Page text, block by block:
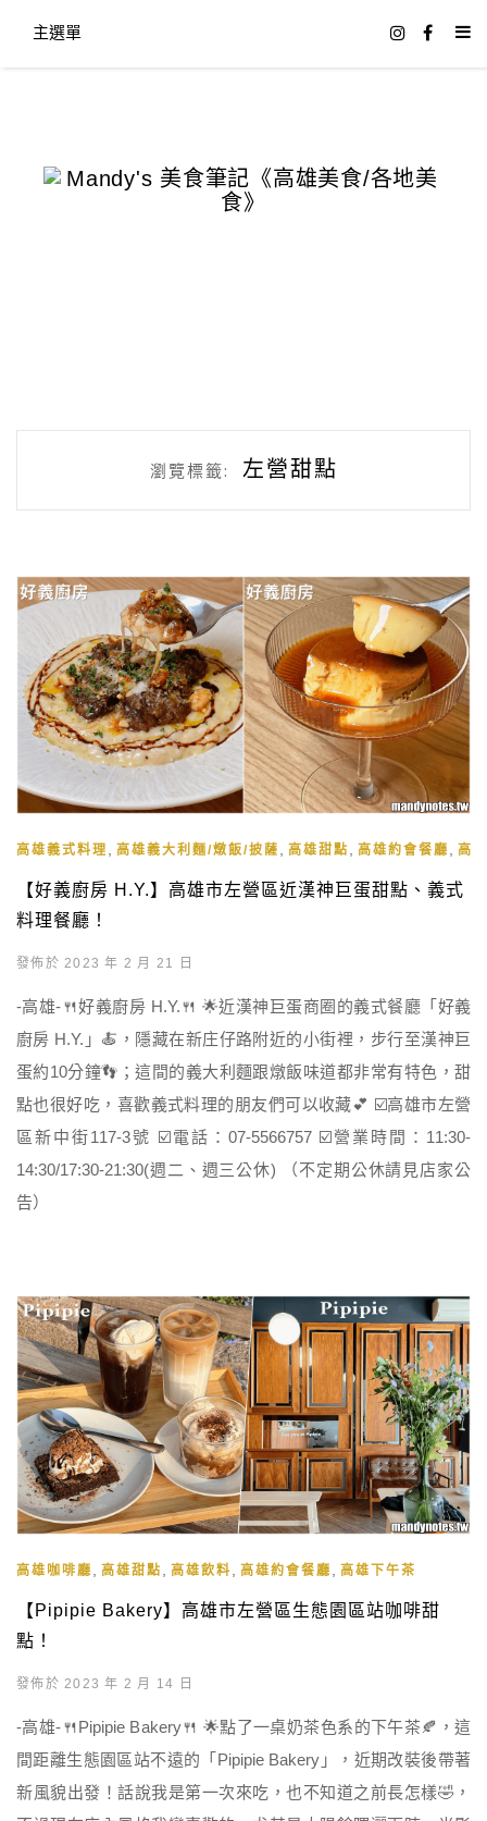
主選單
瀏覽標籤: 左營甜點
高雄義式料理 , 高雄義大利麵/燉飯/披薩 , 高雄甜點 , 高雄約會餐廳 , 高
【好義廚房 H.Y.】高雄市左營區近漢神巨蛋甜點、義式
料理餐廳！
發佈於 2023 年 2 月 21 日
-高雄-🍴好義廚房 H.Y.🍴 🌟近漢神巨蛋商圈的義式餐廳「好義
廚房 H.Y.」🍝，隱藏在新庄仔路附近的小街裡，步行至漢神巨
蛋約10分鐘👣；這間的義大利麵跟燉飯味道都非常有特色，甜
點也很好吃，喜歡義式料理的朋友們可以收藏💕 ☑️高雄市左營
區新中街117-3號 ☑️電話：07-5566757 ☑️營業時間：11:30-
14:30/17:30-21:30(週二、週三公休) （不定期公休請見店家公
告）
高雄咖啡廳 高雄甜點 高雄飲料 高雄約會餐廳 高雄下午茶
【Pipipie Bakery】高雄市左營區生態園區站咖啡甜
點！
發佈於 2023 年 2 月 14 日
-高雄-🍴Pipipie Bakery🍴 🌟點了一桌奶茶色系的下午茶🍂，這
間距離生態園區站不遠的「Pipipie Bakery」，近期改裝後帶著
新風貌出發！話說我是第一次來吃，也不知道之前長怎樣🤣，